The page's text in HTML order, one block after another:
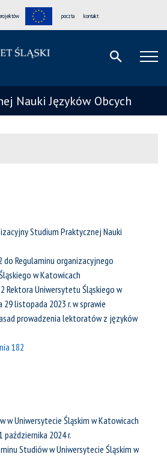
poczta kontakt
Nauki Języków Obcych
Studium Praktycznej Nauki
do Regulaminu organizacyjnego
w Katowicach
Rektora Uniwersytetu Śląskiego w
listopada 2023 r. w sprawie
prowadzenia lektoratów z języków
182
w Uniwersytecie Śląskim w Katowicach
października 2024 r.
Studiów w Uniwersytecie Śląskim w